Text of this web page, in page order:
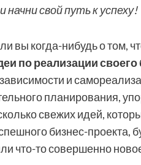
начни свой путь к успеху!
вы когда-нибудь о том,
по реализации своего
и
планирования,
свежих идей,
бизнес-проекта,
что-то совершенно